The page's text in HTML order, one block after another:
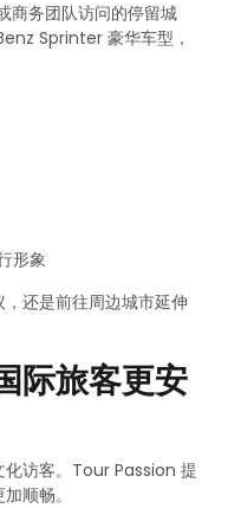
商务团队访问的停留城
Sprinter 豪华车型，
形象
还是前往周边城市延伸
际旅客更安
化访客。Tour Passion 提
顺畅。